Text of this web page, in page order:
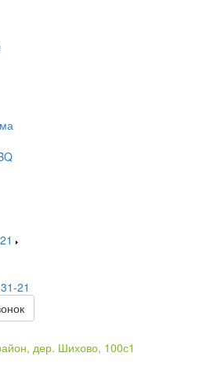
21
дер. Шихово, 100с1